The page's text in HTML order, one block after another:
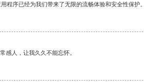
程序已经为我们带来了无限的流畅体验和安全性保护
感人，让我久久不能忘怀。